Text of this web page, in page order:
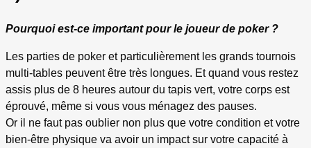
Pourquoi est-ce important pour le joueur de poker ?
Les parties de poker et particulièrement les grands tournois
multi-tables peuvent être très longues. Et quand vous restez
assis plus de 8 heures autour du tapis vert, votre corps est
éprouvé, même si vous vous ménagez des pauses.
Or il ne faut pas oublier non plus que votre condition et votre
bien-être physique va avoir un impact sur votre capacité à